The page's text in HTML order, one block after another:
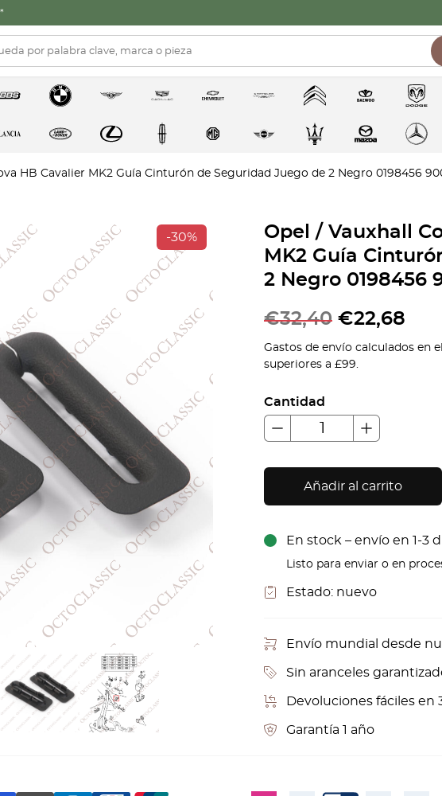
HB Cavalier MK2 Guía Cinturón de Seguridad Juego de 2 Negro 0198456
-30%
Opel / Vauxhall
MK2 Guía
2 Negro 0198456
€32,40 €22,68
Gastos de envío calculados en
superiores a £99.
Cantidad
Añadir al carrito
En stock – envío en 1-3
Listo para enviar o en
Estado: nuevo
Envío mundial desde
Sin aranceles
Devoluciones fáciles en
Garantía 1 año